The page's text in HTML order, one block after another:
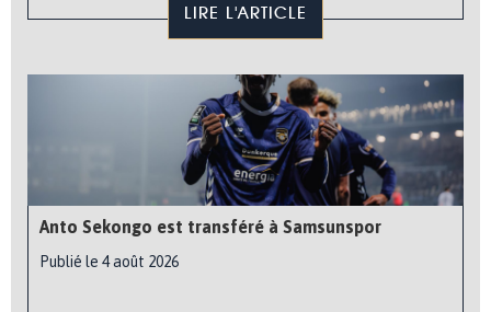
LIRE L'ARTICLE
Anto Sekongo est transféré à Samsunspor
Publié le 4 août 2026